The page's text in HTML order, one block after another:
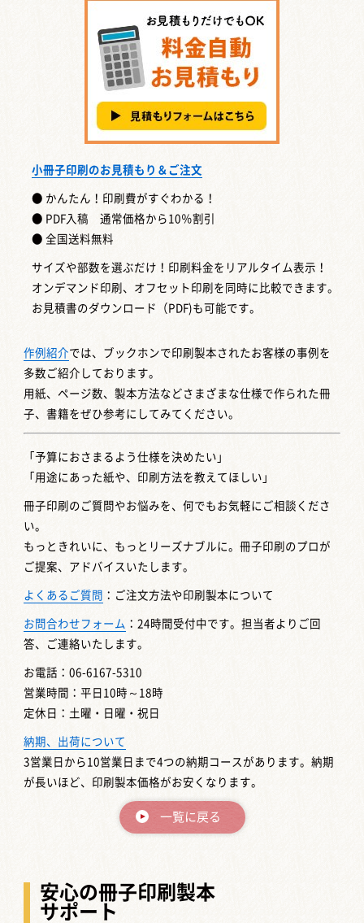
小冊子印刷のお見積もり＆ご注文
● かんたん！印刷費がすぐわかる！
● PDF入稿 通常価格から10％割引
● 全国送料無料
サイズや部数を選ぶだけ！印刷料金をリアルタイム表示！
オンデマンド印刷、オフセット印刷を同時に比較できます。
お見積書のダウンロード（PDF)も可能です。
作例紹介では、ブックホンで印刷製本されたお客様の事例を
多数ご紹介しております。
用紙、ページ数、製本方法などさまざまな仕様で作られた冊
子、書籍をぜひ参考にしてみてください。
「予算におさまるよう仕様を決めたい」
「用途にあった紙や、印刷方法を教えてほしい」
冊子印刷のご質問やお悩みを、何でもお気軽にご相談くださ
い。
もっときれいに、もっとリーズナブルに。冊子印刷のプロが
ご提案、アドバイスいたします。
よくあるご質問 ：ご注文方法や印刷製本について
お問合わせフォーム ：24時間受付中です。担当者よりご回
答、ご連絡いたします。
お電話：06-6167-5310
営業時間：平日10時～18時
定休日：土曜・日曜・祝日
納期、出荷について
3営業日から10営業日まで4つの納期コースがあります。納期
が長いほど、印刷製本価格がお安くなります。
一覧に戻る
安心の冊子印刷製本
サポート